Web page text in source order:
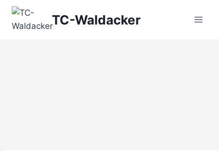
Zum
springen
TC-Waldacker